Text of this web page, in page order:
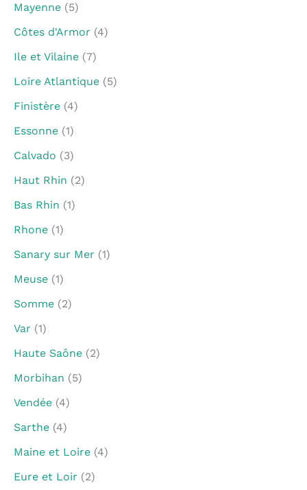
Mayenne (5)
Côtes d'Armor (4)
Ile et Vilaine (7)
Loire Atlantique (5)
Finistère (4)
Essonne (1)
Calvado (3)
Haut Rhin (2)
Bas Rhin (1)
Rhone (1)
Sanary sur Mer (1)
Meuse (1)
Somme (2)
Var (1)
Haute Saône (2)
Morbihan (5)
Vendée (4)
Sarthe (4)
Maine et Loire (4)
Eure et Loir (2)